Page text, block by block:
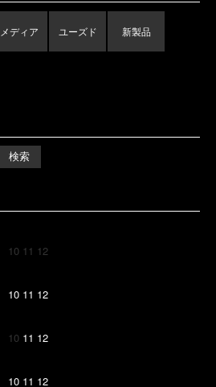
メディア ユーズド 新製品
10 11 12
10 11 12
10 11 12
10 11 12